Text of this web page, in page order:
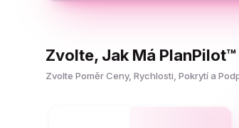
Zvolte, Jak Má
Zvolte Poměr Ceny, Rychlosti, Pokrytí a